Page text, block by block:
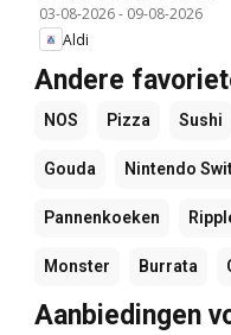
03-08-2026- 09-08-2026
Aldi
Andere
NOS Pizza Sushi
Gouda Nintendo
Pannenkoeken
Monster Burrata
Aanbiedingen